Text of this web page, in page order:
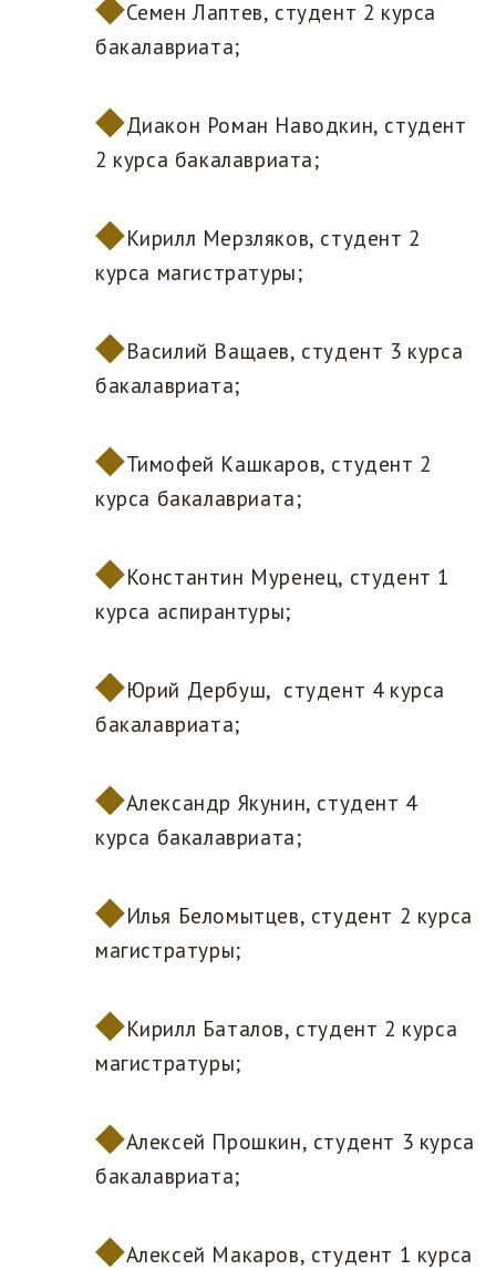
Семен Лаптев, студент 2 курса
бакалавриата;
Диакон Роман Наводкин, студент
2 курса бакалавриата;
Кирилл Мерзляков, студент 2
курса магистратуры;
Василий Ващаев, студент 3 курса
бакалавриата;
Тимофей Кашкаров, студент 2
курса бакалавриата;
Константин Муренец, студент 1
курса аспирантуры;
Юрий Дербуш, студент 4 курса
бакалавриата;
Александр Якунин, студент 4
курса бакалавриата;
Илья Беломытцев, студент 2 курса
магистратуры;
Кирилл Баталов, студент 2 курса
магистратуры;
Алексей Прошкин, студент 3 курса
бакалавриата;
Алексей Макаров, студент 1 курса